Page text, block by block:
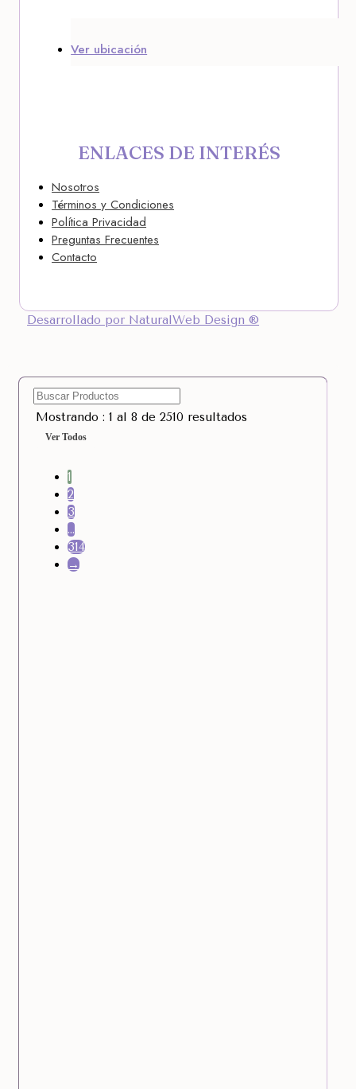
Ver ubicación
ENLACES DE INTERÉS
Nosotros
Términos y Condiciones
Política Privacidad
Preguntas Frecuentes
Contacto
Desarrollado por NaturalWeb Design ®
Mostrando : 1 al 8 de 2510 resultados
Ver Todos
1
2
3
…
314
→